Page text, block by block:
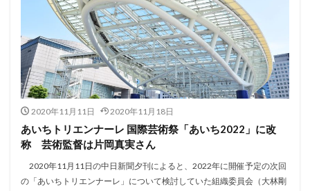
2020年11月11日 2020年11月18日
あいちトリエンナーレ 国際芸術祭「あいち2022」に改
称 芸術監督は片岡真実さん
2020年11月11日の中日新聞夕刊によると、2022年に開催予定の次回
の「あいちトリエンナーレ」について検討していた組織委員会（大林剛